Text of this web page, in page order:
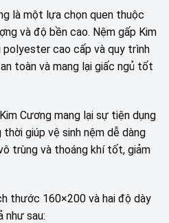
là một lựa chọn quen thuộc
và độ bền cao. Nệm gấp Kim
polyester cao cấp và quy trình
toàn và mang lại giấc ngủ tốt
Cương mang lại sự tiện dụng
giúp vệ sinh nệm dễ dàng
trùng và thoáng khí tốt, giảm
thước 160×200 và hai độ dày
như sau: